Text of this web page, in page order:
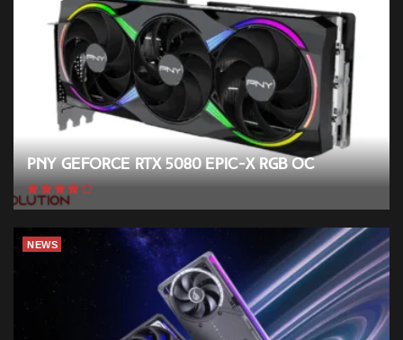
PNY GeForce RTX 5080 EPIC-X RGB OC
NEWS